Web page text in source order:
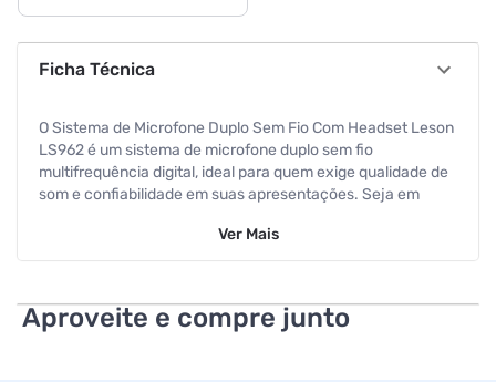
Ficha Técnica
O Sistema de Microfone Duplo Sem Fio Com Headset Leson
LS962 é um sistema de microfone duplo sem fio
multifrequência digital, ideal para quem exige qualidade de
som e confiabilidade em suas apresentações. Seja em
entrega uma performance estável e cristalina, elevando o
Com tecnologia de transmissão sem fio precisa e dois
microfones headset inclusos, o LS962 garante liberdade de
Ver Mais
Aproveite e compre junto